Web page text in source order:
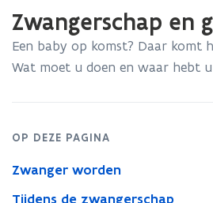
met
laden.
bevindt
Zwangerschap en
Een baby op komst? Daar komt
Wat moet u doen en waar hebt
OP DEZE PAGINA
Zwanger worden
Tijdens de zwangerschap